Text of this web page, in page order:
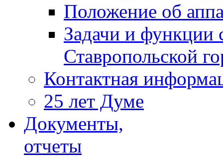
Положение об
Задачи и функции
Ставропольской
Контактная
25 лет Думе
Документы,
отчеты